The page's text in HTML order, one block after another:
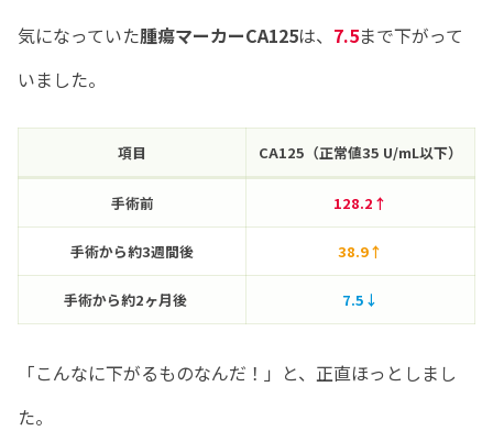
気になっていた腫瘍マーカーCA125は、 7.5まで下がって
いました。
項目 CA125（正常値35 U/mL以下）
手術前 128.2↑
手術から約3週間後 38.9↑
手術から約2ヶ月後 7.5↓
「こんなに下がるものなんだ！」と、正直ほっとしまし
た。